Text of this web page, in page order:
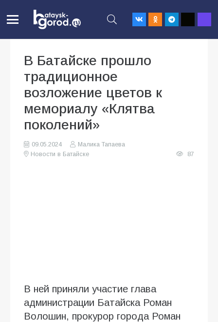
В Батайске прошло
традиционное
возложение цветов к
мемориалу «Клятва
поколений»
09.05.2024
Малика Тапаева
Новости в Батайске
87
В ней приняли участие глава
администрации Батайска Роман
Волошин, прокурор города Роман